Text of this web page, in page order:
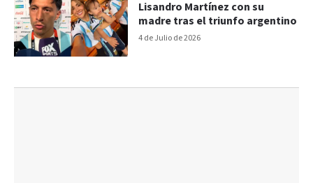
4 de Julio de 2026
Lisandro Martínez con su
madre tras el triunfo argentino